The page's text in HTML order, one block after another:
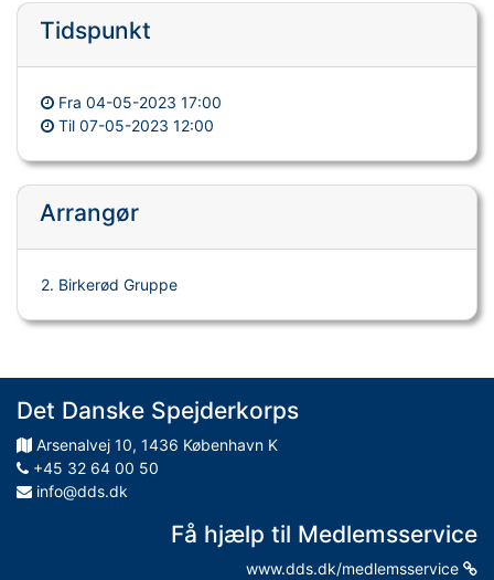
Tidspunkt
Fra 04-05-2023 17:00
Til 07-05-2023 12:00
Arrangør
2. Birkerød Gruppe
Det Danske Spejderkorps
Arsenalvej 10, 1436 København K
+45 32 64 00 50
info@dds.dk
Få hjælp til Medlemsservice
www.dds.dk/medlemsservice